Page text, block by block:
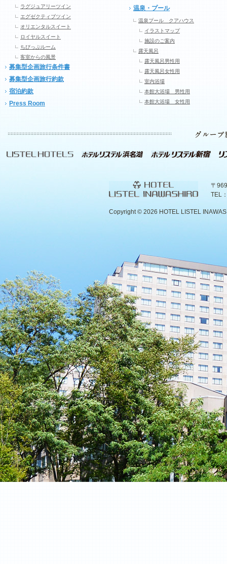
ラグジュアリーツイン
エグゼクティブツイン
オリエンタルスイート
ロイヤルスイート
ちびっぷルーム
客室からの風景
募集型企画旅行条件書
募集型企画旅行約款
宿泊約款
Press Room
温泉・プール
温泉プール クアハウス
イラストマップ
施設のご案内
露天風呂
露天風呂男性用
露天風呂女性用
室内浴場
本館大浴場 男性用
本館大浴場 女性用
〒
TEL
Copyright © 2026 HOTEL LISTEL